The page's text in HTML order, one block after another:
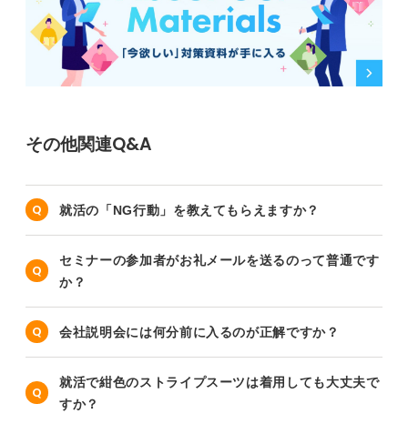
その他関連Q&A
就活の「NG行動」を教えてもらえますか？
セミナーの参加者がお礼メールを送るのって普通です
か？
会社説明会には何分前に入るのが正解ですか？
就活で紺色のストライプスーツは着用しても大丈夫で
すか？